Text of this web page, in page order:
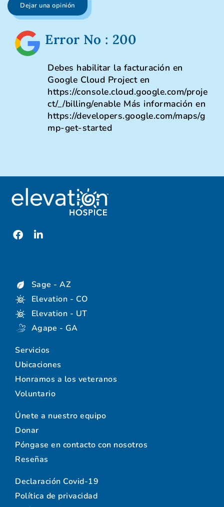
Dejar una opinión
Error No : 200
Debes habilitar la facturación en
Google Cloud Project en
https://console.cloud.google.com/proje
ct/_/billing/enable Más información en
https://developers.google.com/maps/g
mp-get-started
Sage - AZ
Elevation - CO
Elevation - UT
Agape - GA
Servicios
Ubicaciones
Honramos a los veteranos
Voluntario
Únete a nuestro equipo
Donar
Póngase en contacto con nosotros
Reseñas
Declaración Covid-19
Política de privacidad